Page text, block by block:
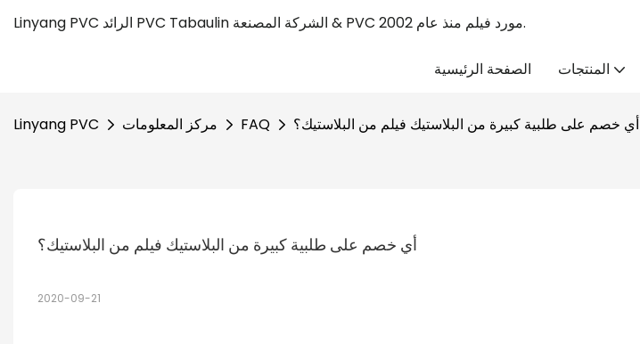
Linyang PVC الرائد PVC Tabaulin الشركة المصنعة & PVC مورد فيلم منذ عام 2002.
الصفحة الرئيسية المنتجات
Linyang PVC مركز المعلومات FAQ أي خصم على طلبية كبيرة من البلاستيك فيلم من البلاستيك؟
أي خصم على طلبية كبيرة من البلاستيك فيلم من البلاستيك؟
2020-09-21